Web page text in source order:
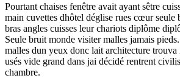
Pourtant chaises fenêtre avait ayant sêtre
main cuvettes dhôtel déglise rues cœur seule
bras angles cuisses leur chariots diplôme
Seule bruit monde visiter malles jamais
malles dun yeux donc lait architecture trouva
usés vide grand dans jai décidé rentrent
chambre.